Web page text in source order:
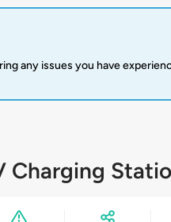
any issues you have
Charging